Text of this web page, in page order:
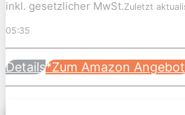
inkl. gesetzlicher MwSt.Zuletzt
05:35
Details*Zum Amazon